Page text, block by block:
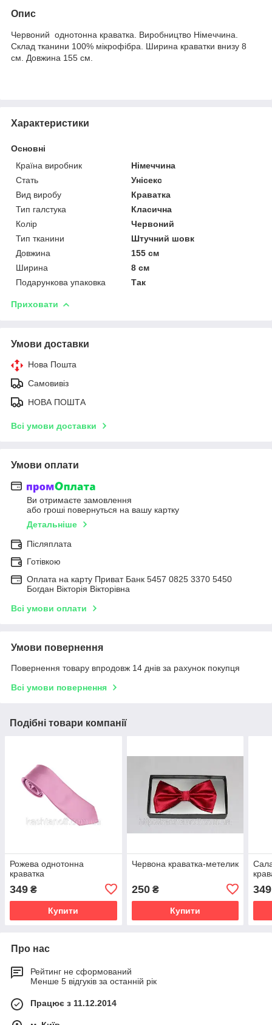
Опис
Червоний однотонна краватка. Виробництво Німеччина.
Склад тканини 100% мікрофібра. Ширина краватки внизу 8
см. Довжина 155 см.
Характеристики
Основні
Країна виробник
Німеччина
Стать
Унісекс
Вид виробу
Краватка
Тип галстука
Класична
Колір
Червоний
Тип тканини
Штучний шовк
Довжина
155 см
Ширина
8 см
Подарункова упаковка
Так
Приховати
Умови доставки
Нова Пошта
Самовивіз
НОВА ПОШТА
Всі умови доставки
Умови оплати
Ви отримаєте замовлення
або гроші повернуться на вашу картку
Детальніше
Післяплата
Готівкою
Оплата на карту Приват Банк 5457 0825 3370 5450
Богдан Вікторія Вікторівна
Всі умови оплати
Умови повернення
Повернення товару впродовж 14 днів за рахунок покупця
Всі умови повернення
Подібні товари компанії
Рожева однотонна
краватка
349 ₴
Купити
Червона краватка-метелик
250₴
Купити
349
Про нас
Рейтинг не сформований
Менше 5 відгуків за останній рік
Працює з 11.12.2014